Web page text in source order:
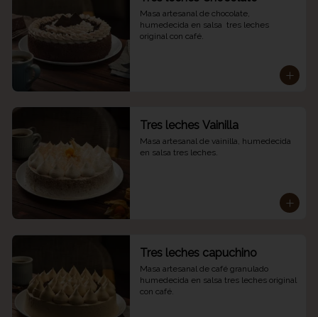
Masa artesanal de chocolate,
humedecida en salsa  tres leches
original con café.
Tres leches Vainilla
Masa artesanal de vainilla, humedecida
en salsa tres leches.
Tres leches capuchino
Masa artesanal de café granulado
humedecida en salsa tres leches original
con café.